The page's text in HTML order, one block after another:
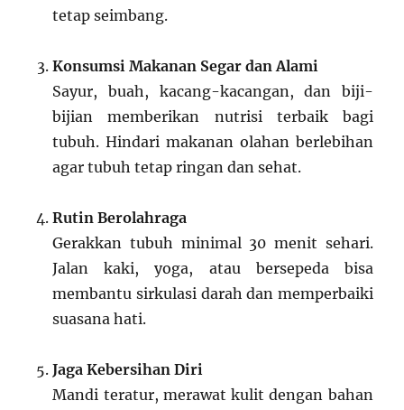
tetap seimbang.
Konsumsi Makanan Segar dan Alami
Sayur, buah, kacang-kacangan, dan biji-
bijian memberikan nutrisi terbaik bagi
tubuh. Hindari makanan olahan berlebihan
agar tubuh tetap ringan dan sehat.
Rutin Berolahraga
Gerakkan tubuh minimal 30 menit sehari.
Jalan kaki, yoga, atau bersepeda bisa
membantu sirkulasi darah dan memperbaiki
suasana hati.
Jaga Kebersihan Diri
Mandi teratur, merawat kulit dengan bahan